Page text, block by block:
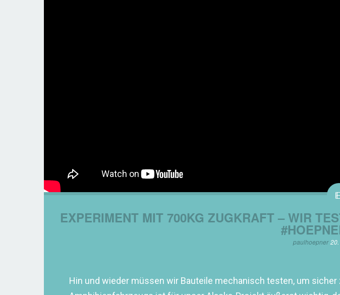
EXPERIMENT MIT 700KG ZUGKRAFT – WIR
paulhoepner
Hin und wieder müssen wir Bauteile mechanisch testen, um